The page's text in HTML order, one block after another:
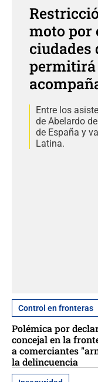
moto por
ciudades
Entre los
de Abelardo
de España y
Latina.
Control en fronteras
Polémica por
concejal en la
a comerciantes
la delincuencia